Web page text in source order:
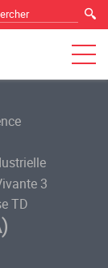
3
TD